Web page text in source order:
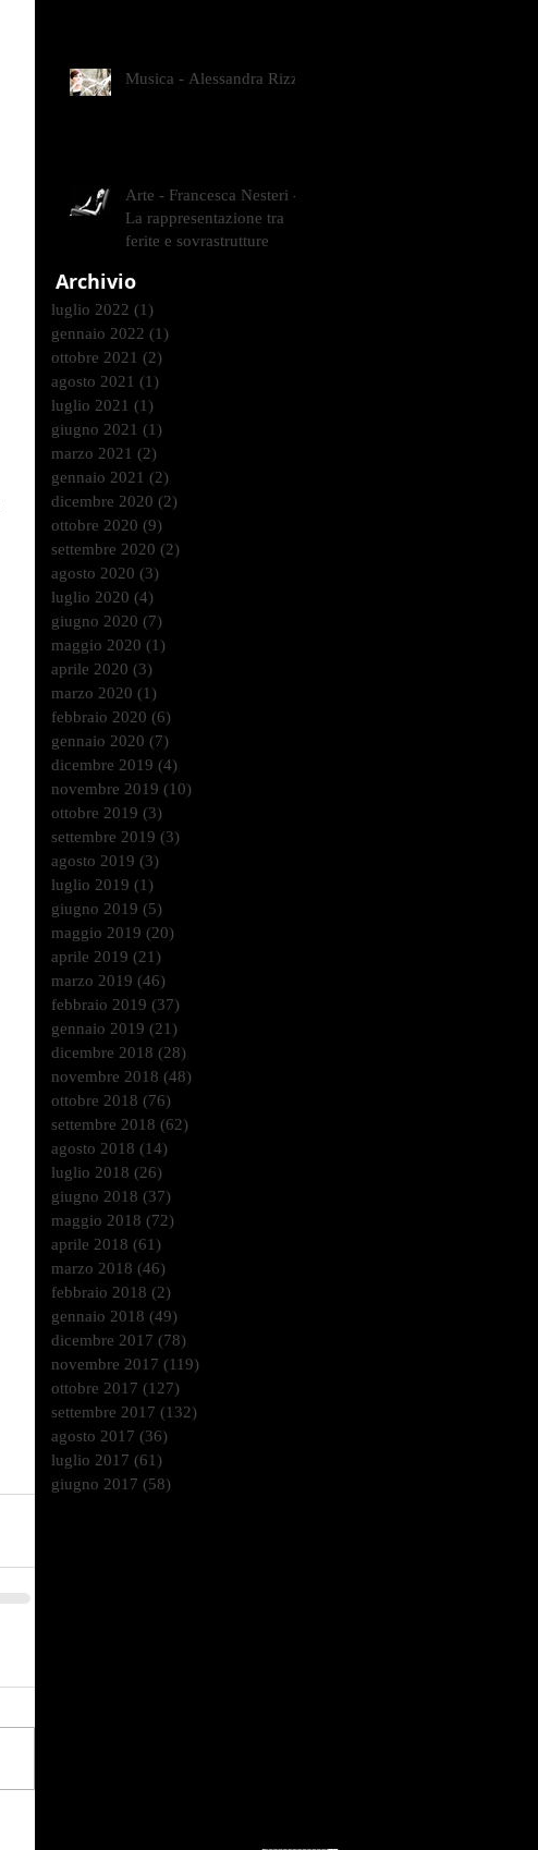
Musica - Alessandra Rizzo
Arte - Francesca Nesteri -
La rappresentazione tra
ferite e sovrastrutture
Archivio
luglio 2022 (1)
gennaio 2022 (1)
ottobre 2021 (2)
agosto 2021 (1)
luglio 2021 (1)
giugno 2021 (1)
marzo 2021 (2)
gennaio 2021 (2)
dicembre 2020 (2)
ottobre 2020 (9)
settembre 2020 (2)
agosto 2020 (3)
luglio 2020 (4)
giugno 2020 (7)
maggio 2020 (1)
aprile 2020 (3)
marzo 2020 (1)
febbraio 2020 (6)
gennaio 2020 (7)
dicembre 2019 (4)
novembre 2019 (10)
ottobre 2019 (3)
settembre 2019 (3)
agosto 2019 (3)
luglio 2019 (1)
giugno 2019 (5)
maggio 2019 (20)
aprile 2019 (21)
marzo 2019 (46)
febbraio 2019 (37)
gennaio 2019 (21)
dicembre 2018 (28)
novembre 2018 (48)
ottobre 2018 (76)
settembre 2018 (62)
agosto 2018 (14)
luglio 2018 (26)
giugno 2018 (37)
maggio 2018 (72)
aprile 2018 (61)
marzo 2018 (46)
febbraio 2018 (2)
gennaio 2018 (49)
dicembre 2017 (78)
novembre 2017 (119)
ottobre 2017 (127)
settembre 2017 (132)
agosto 2017 (36)
luglio 2017 (61)
giugno 2017 (58)